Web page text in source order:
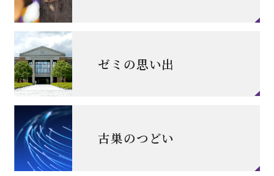
ゼミの思い出
古巣のつどい